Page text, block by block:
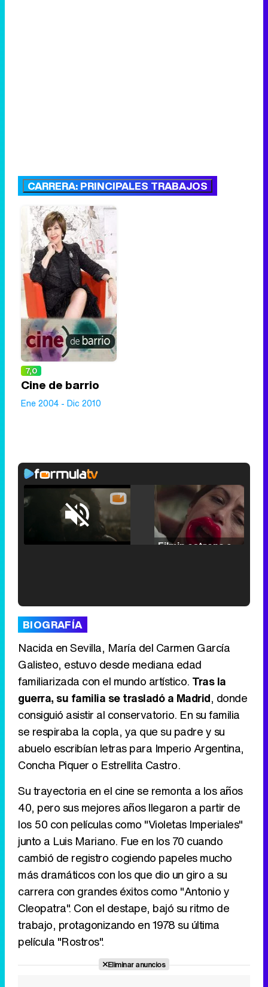
CARRERA: PRINCIPALES TRABAJOS
7,0
Cine de barrio
Ene 2004 - Dic 2010
Unmute /
Tráiler en catalán de 'Ravalear', la nueva serie de HBO Max sobre los fondos buitre
Tráiler de la tercera temporada de 'The Walking Dead: Dead City' de AMC+
BIOGRAFÍA
Nacida en Sevilla, María del Carmen García
Galisteo, estuvo desde mediana edad
familiarizada con el mundo artístico. Tras la
guerra, su familia se trasladó a Madrid, donde
consiguió asistir al conservatorio. En su familia
se respiraba la copla, ya que su padre y su
abuelo escribían letras para Imperio Argentina,
Concha Piquer o Estrellita Castro.
Su trayectoria en el cine se remonta a los años
40, pero sus mejores años llegaron a partir de
los 50 con películas como "Violetas Imperiales"
junto a Luis Mariano. Fue en los 70 cuando
cambió de registro cogiendo papeles mucho
más dramáticos con los que dio un giro a su
carrera con grandes éxitos como "Antonio y
Cleopatra". Con el destape, bajó su ritmo de
trabajo, protagonizando en 1978 su última
película "Rostros".
Eliminar anuncios